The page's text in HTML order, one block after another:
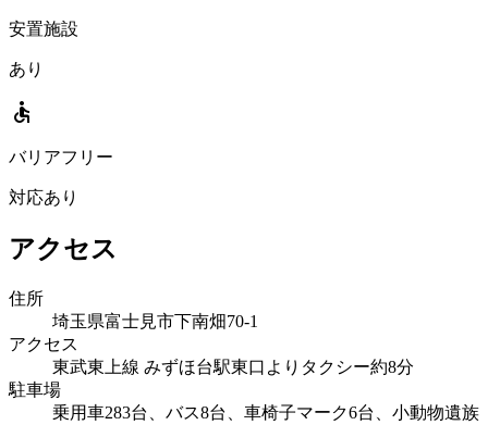
安置施設
あり
accessible
バリアフリー
対応あり
アクセス
住所
埼玉県富士見市下南畑70-1
アクセス
東武東上線 みずほ台駅東口よりタクシー約8分
駐車場
乗用車283台、バス8台、車椅子マーク6台、小動物遺族